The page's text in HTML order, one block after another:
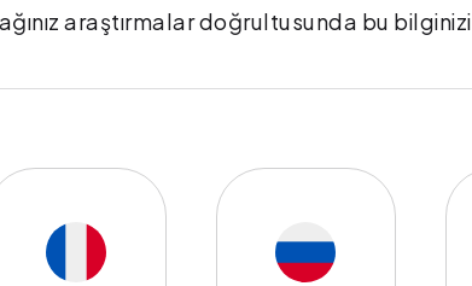
araştırmalar doğrultusunda bu bilginizi